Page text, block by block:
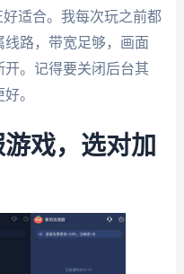
适合。我每次玩之前都
路，带宽足够，画面
。记得要关闭后台其
。
戏，选对加